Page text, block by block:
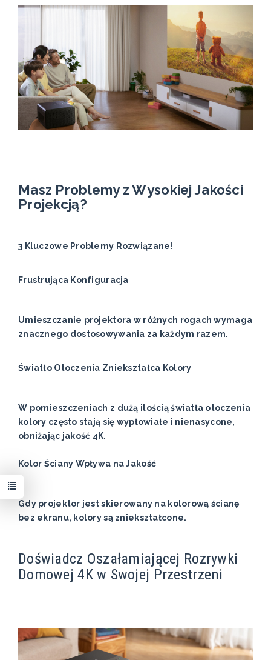
Masz Problemy z Wysokiej Jakości
Projekcją?
3 Kluczowe Problemy Rozwiązane!
Frustrująca Konfiguracja
Umieszczanie projektora w różnych rogach wymaga
znacznego dostosowywania za każdym razem.
Światło Otoczenia Zniekształca Kolory
W pomieszczeniach z dużą ilością światła otoczenia
kolory często stają się wypłowiałe i nienasycone,
obniżając jakość 4K.
Kolor Ściany Wpływa na Jakość
Gdy projektor jest skierowany na kolorową ścianę
bez ekranu, kolory są zniekształcone.
Doświadcz Oszałamiającej Rozrywki
Domowej 4K w Swojej Przestrzeni